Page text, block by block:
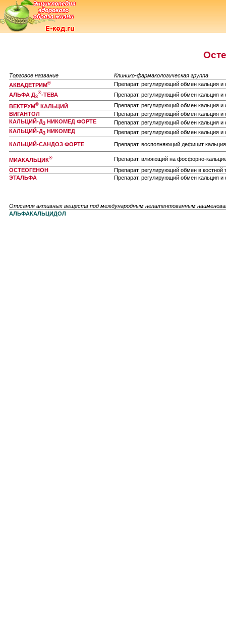
Торговое название
Клинико-фармакологическая группа
АКВАДЕТРИМ®
Препарат, регулирующий обмен кальция
АЛЬФА Д3
®-ТЕВА
Препарат, регулирующий обмен кальция
ВЕКТРУМ® КАЛЬЦИЙ
Препарат, регулирующий обмен кальция
ВИГАНТОЛ
Препарат, регулирующий обмен кальция
КАЛЬЦИЙ-Д3 НИКОМЕД ФОРТЕ
Препарат, регулирующий обмен кальция
КАЛЬЦИЙ-Д3 НИКОМЕД
Препарат, регулирующий обмен кальция
КАЛЬЦИЙ-САНДОЗ ФОРТЕ
Препарат, восполняющий дефицит
МИАКАЛЬЦИК®
Препарат, влияющий на фосфорно-
ОСТЕОГЕНОН
Препарат, регулирующий обмен в костной
ЭТАЛЬФА
Препарат, регулирующий обмен кальция
Описания активных веществ под международным непатентованным
АЛЬФАКАЛЬЦИДОЛ